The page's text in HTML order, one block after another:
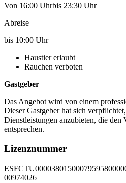
Von 16:00 Uhrbis 23:30 Uhr
Abreise
bis 10:00 Uhr
Haustier erlaubt
Rauchen verboten
Gastgeber
Das Angebot wird von einem
Dieser Gastgeber hat sich
Dienstleistungen anzubieten, die den
entsprechen.
Lizenznummer
00974026